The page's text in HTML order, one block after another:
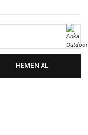
HEMEN AL